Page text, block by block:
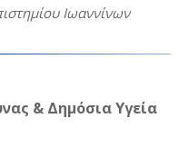
Ιωαννίνων
& Δημόσια Υγεία